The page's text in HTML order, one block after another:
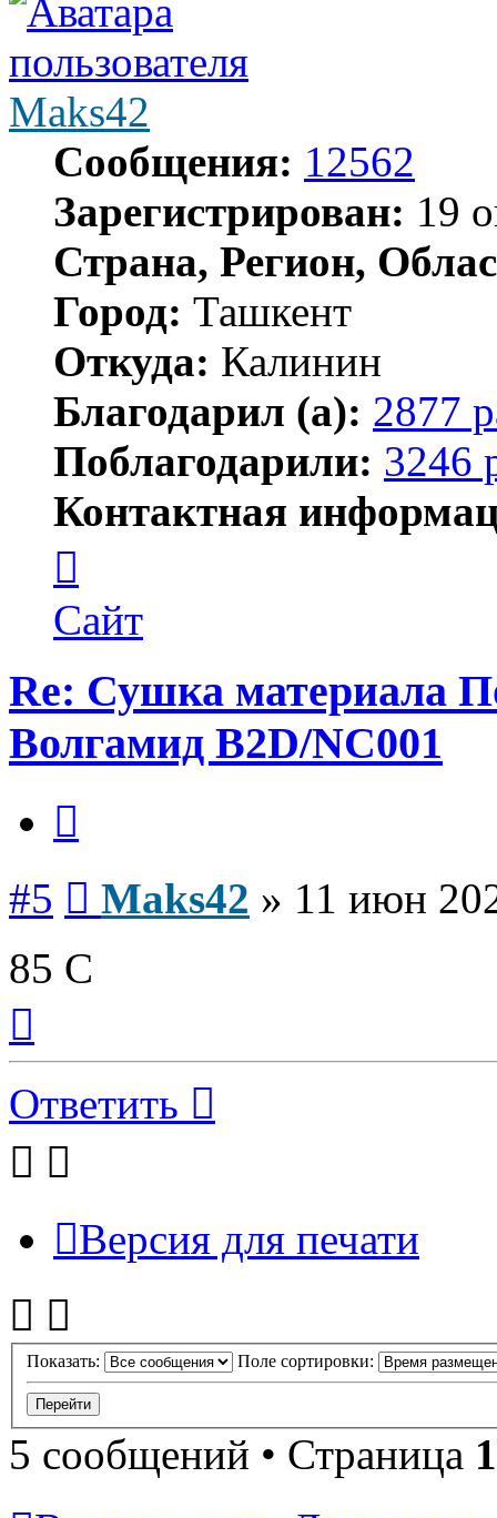
Maks42
Сообщения: 12562
Зарегистрирован: 19
Страна, Регион,
Город: Ташкент
Откуда: Калинин
Благодарил (а): 2877
Поблагодарили: 3246
Контактная
пользователя
Maks42
Сайт
Re: Сушка материала
Волгамид B2D/NC001
#5 Maks42 » 11 июн
85 С
началу
Ответить
Версия для печати
Показать: Поле сортировки:
5 сообщений • Страница 1